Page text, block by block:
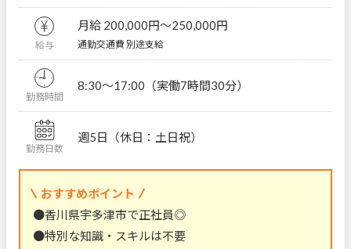
給与
月給 200,000円〜250,000円
通勤交通費 別途支給
勤務時間
8:30～17:00（実働7時間30分）
勤務日数
週5日（休日：土日祝）
おすすめポイント
●香川県宇多津市で正社員◎
●特別な知識・スキルは不要